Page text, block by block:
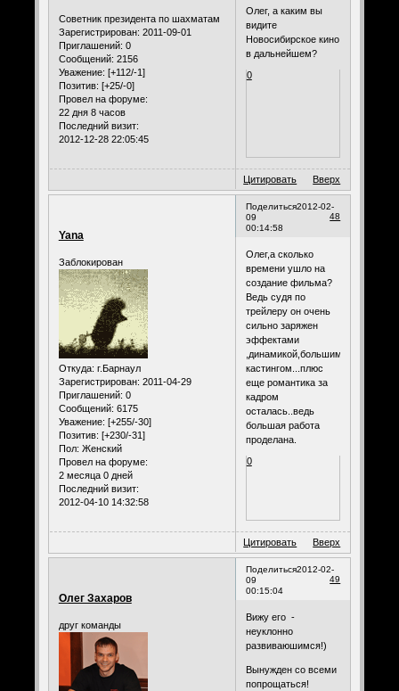
Советник президента по шахматам
Зарегистрирован: 2011-09-01
Приглашений: 0
Сообщений: 2156
Уважение: [+112/-1]
Позитив: [+25/-0]
Провел на форуме:
22 дня 8 часов
Последний визит:
2012-12-28 22:05:45
Олег, а каким вы
видите
Новосибирское кино
в дальнейшем?
0
Цитировать Вверх
Поделиться
48
2012-02-
09
00:14:58
Yana
Заблокирован
Откуда: г.Барнаул
Зарегистрирован: 2011-04-29
Приглашений: 0
Сообщений: 6175
Уважение: [+255/-30]
Позитив: [+230/-31]
Пол: Женский
Провел на форуме:
2 месяца 0 дней
Последний визит:
2012-04-10 14:32:58
Олег,а сколько
времени ушло на
создание фильма?
Ведь судя по
трейлеру он очень
сильно заряжен
эффектами
,динамикой,большим
кастингом...плюс
еще романтика за
кадром
осталась..ведь
большая работа
проделана.
0
Цитировать Вверх
Поделиться
49
2012-02-
09
00:15:04
Олег Захаров
друг команды
Вижу его -
неуклонно
развиваюшимся!)
Вынужден со всеми
попрощаться!